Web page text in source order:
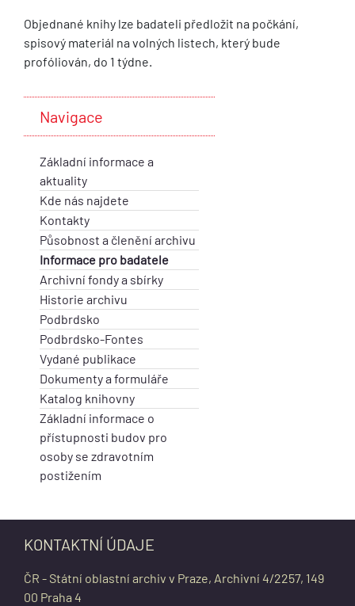
Objednané knihy lze badateli předložit na počkání,
spisový materiál na volných listech, který bude
profóliován, do 1 týdne.
Navigace
Základní informace a
aktuality
Kde nás najdete
Kontakty
Působnost a členění archivu
Informace pro badatele
Archivní fondy a sbírky
Historie archivu
Podbrdsko
Podbrdsko-Fontes
Vydané publikace
Dokumenty a formuláře
Katalog knihovny
Základní informace o
přístupnosti budov pro
osoby se zdravotním
postižením
KONTAKTNÍ ÚDAJE
ČR - Státní oblastní archiv v Praze, Archivní 4/2257, 149
00 Praha 4